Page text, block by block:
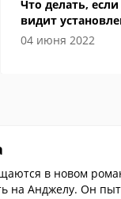
Что делать,
видит
04 июня 2022
романтическом
на Анджелу. Он